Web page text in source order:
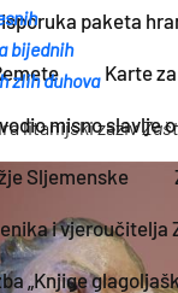
paketa
Karte
misno slavlje
Sljemenske
i vjeroučitelja
„Knjige
bijednih
zlih duhova
litanijski zaziv